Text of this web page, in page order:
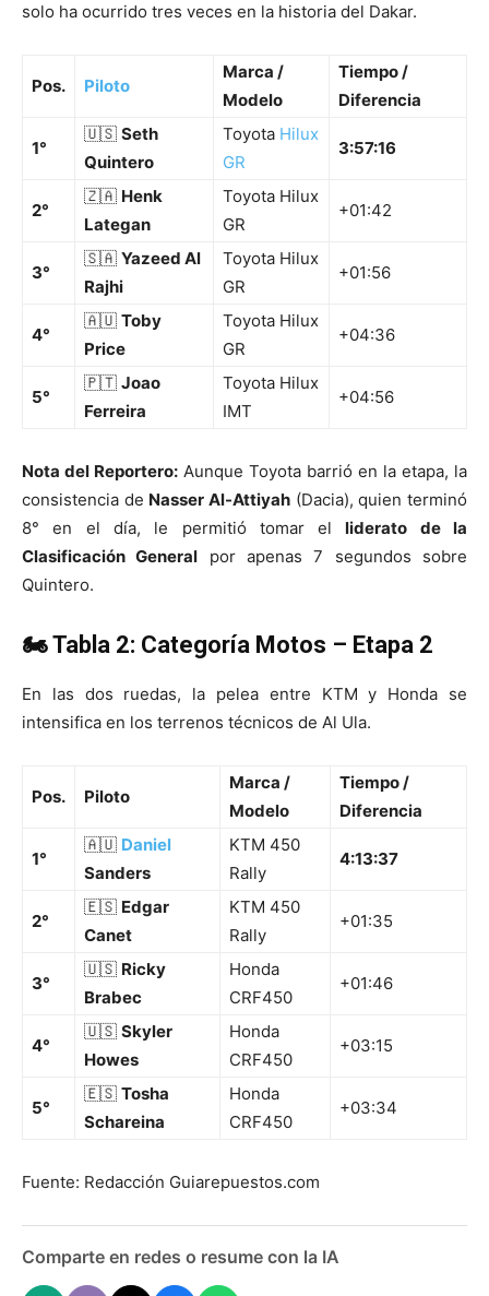
solo ha ocurrido tres veces en la historia del Dakar.
Pos. Piloto
Marca /
Modelo
Tiempo /
Diferencia
1°
🇺🇸 Seth
Quintero
Toyota Hilux
GR
3:57:16
2°
🇿🇦 Henk
Lategan
Toyota Hilux
GR
+01:42
3°
🇸🇦 Yazeed Al
Rajhi
Toyota Hilux
GR
+01:56
4°
🇦🇺 Toby
Price
Toyota Hilux
GR
+04:36
5°
🇵🇹 Joao
Ferreira
Toyota Hilux
IMT
+04:56
Nota del Reportero: Aunque Toyota barrió en la etapa, la
consistencia de Nasser Al-Attiyah (Dacia), quien terminó
8° en el día, le permitió tomar elliderato de la
Clasificación General por apenas 7 segundos sobre
Quintero.
🏍️ Tabla 2: Categoría Motos – Etapa 2
En las dos ruedas, la pelea entre KTM y Honda se
intensifica en los terrenos técnicos de Al Ula.
Pos. Piloto
Marca /
Modelo
Tiempo /
Diferencia
1°
🇦🇺 Daniel
Sanders
KTM 450
Rally
4:13:37
2°
🇪🇸 Edgar
Canet
KTM 450
Rally
+01:35
3°
🇺🇸 Ricky
Brabec
Honda
CRF450
+01:46
4°
🇺🇸 Skyler
Howes
Honda
CRF450
+03:15
5°
🇪🇸 Tosha
Schareina
Honda
CRF450
+03:34
Fuente: Redacción Guiarepuestos.com
Comparte en redes o resume con la IA